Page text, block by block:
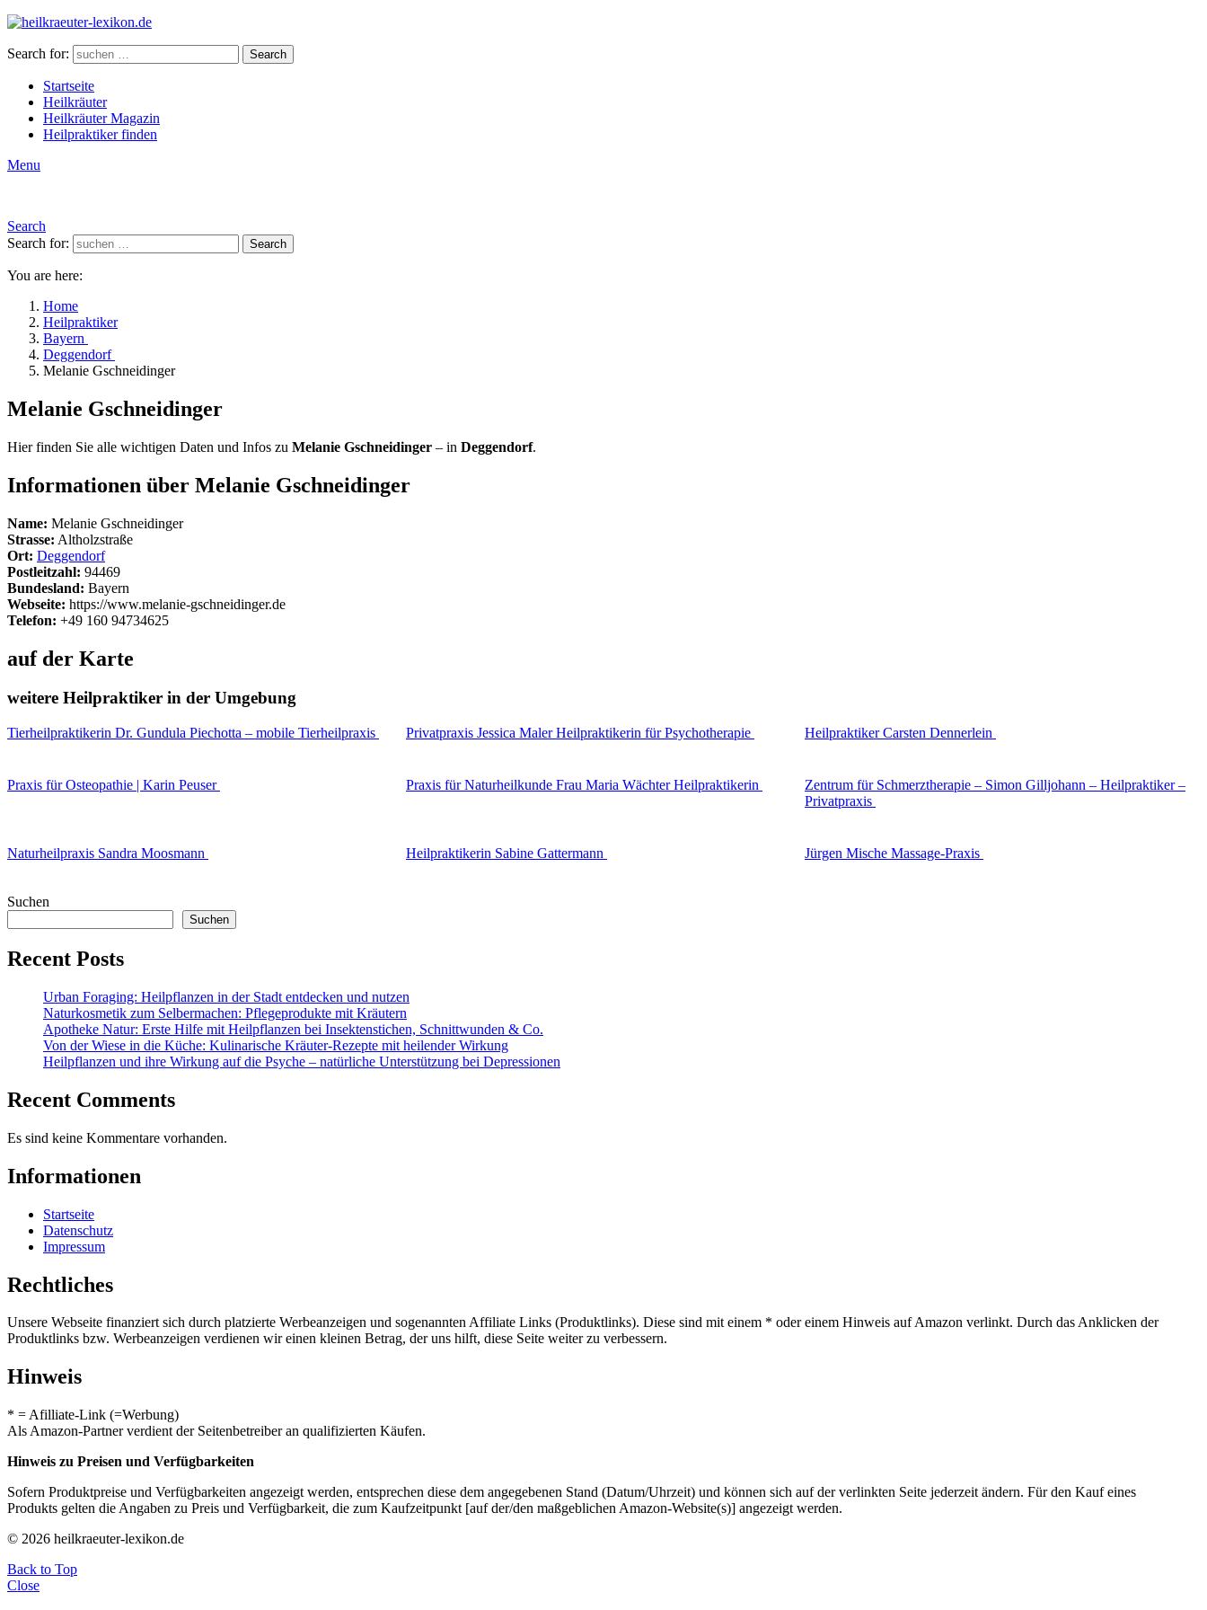
Search for: Search
Startseite
Heilkräuter
Heilkräuter Magazin
Heilpraktiker finden
Menu
Search
Search for:
Search
You are here:
Home
Heilpraktiker
Bayern
Deggendorf
Melanie Gschneidinger
Melanie Gschneidinger
Hier finden Sie alle wichtigen Daten und Infos zu Melanie Gschneidinger – in Deggendorf.
Informationen über Melanie Gschneidinger
Name: Melanie Gschneidinger
Strasse: Altholzstraße
Ort: Deggendorf
Postleitzahl: 94469
Bundesland: Bayern
Webseite: https://www.melanie-gschneidinger.de
Telefon: +49 160 94734625
auf der Karte
weitere Heilpraktiker in der Umgebung
Tierheilpraktikerin Dr. Gundula Piechotta – mobile Tierheilpraxis Privatpraxis Jessica Maler Heilpraktikerin für Psychotherapie Heilpraktiker Carsten Dennerlein
Praxis für Osteopathie | Karin Peuser Praxis für Naturheilkunde Frau Maria Wächter Heilpraktikerin
Zentrum für Schmerztherapie – Simon Gilljohann – Heilpraktiker –
Privatpraxis
Naturheilpraxis Sandra Moosmann Heilpraktikerin Sabine Gattermann Jürgen Mische Massage-Praxis
Suchen
Suchen
Recent Posts
Urban Foraging: Heilpflanzen in der Stadt entdecken und nutzen
Naturkosmetik zum Selbermachen: Pflegeprodukte mit Kräutern
Apotheke Natur: Erste Hilfe mit Heilpflanzen bei Insektenstichen, Schnittwunden & Co.
Von der Wiese in die Küche: Kulinarische Kräuter-Rezepte mit heilender Wirkung
Heilpflanzen und ihre Wirkung auf die Psyche – natürliche Unterstützung bei Depressionen
Recent Comments
Es sind keine Kommentare vorhanden.
Informationen
Startseite
Datenschutz
Impressum
Rechtliches
Unsere Webseite finanziert sich durch platzierte Werbeanzeigen und sogenannten Affiliate Links (Produktlinks). Diese sind mit einem * oder einem Hinweis auf Amazon verlinkt. Durch das Anklicken der
Produktlinks bzw. Werbeanzeigen verdienen wir einen kleinen Betrag, der uns hilft, diese Seite weiter zu verbessern.
Hinweis
* = Afilliate-Link (=Werbung)
Als Amazon-Partner verdient der Seitenbetreiber an qualifizierten Käufen.
Hinweis zu Preisen und Verfügbarkeiten
Sofern Produktpreise und Verfügbarkeiten angezeigt werden, entsprechen diese dem angegebenen Stand (Datum/Uhrzeit) und können sich auf der verlinkten Seite jederzeit ändern. Für den Kauf eines
Produkts gelten die Angaben zu Preis und Verfügbarkeit, die zum Kaufzeitpunkt [auf der/den maßgeblichen Amazon-Website(s)] angezeigt werden.
© 2026 heilkraeuter-lexikon.de
Back to Top
Close